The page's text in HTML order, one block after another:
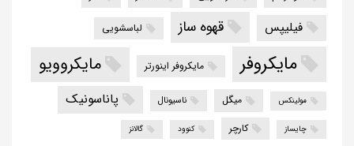
فیلیپس قهوه ساز لباسشویی
مایکروفر مایکروفر اینورتر مایکروویو
مولینکس میگل ناسیونال پاناسونیک
چایساز کارچر کنوود گالانز